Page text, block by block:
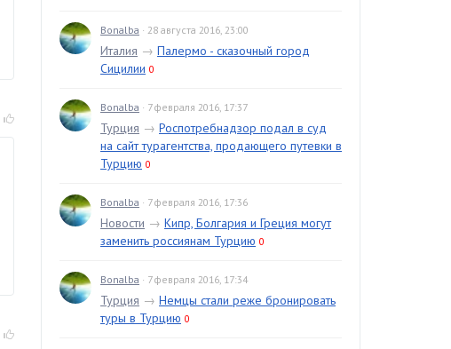
Bonalba · 28 августа 2016, 23:00
Италия → Палермо - сказочный город
Сицилии 0
Bonalba · 7 февраля 2016, 17:37
Турция → Роспотребнадзор подал в суд
на сайт турагентства, продающего путевки в
Турцию 0
Bonalba · 7 февраля 2016, 17:36
Новости → Кипр, Болгария и Греция могут
заменить россиянам Турцию 0
Bonalba · 7 февраля 2016, 17:34
Турция → Немцы стали реже бронировать
туры в Турцию 0